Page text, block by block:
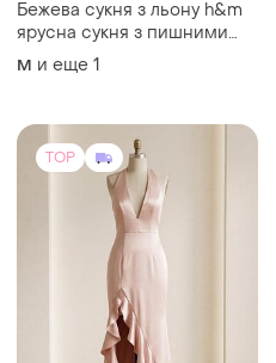
Бежева сукня з льону h&m
ярусна сукня з пишними
рукавами
M и еще 1
TOP